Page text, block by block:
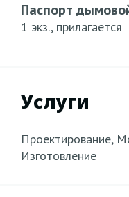
Паспорт
1 экз., прилагается
Услуги
Проектирование,
Изготовление